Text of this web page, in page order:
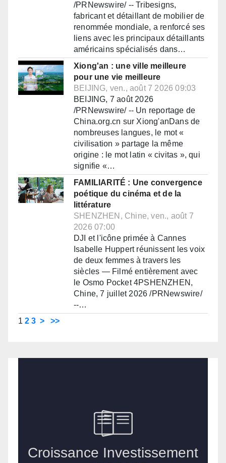
/PRNewswire/ -- Tribesigns,
fabricant et détaillant de mobilier de
renommée mondiale, a renforcé ses
liens avec les principaux détaillants
américains spécialisés dans…
Xiong'an : une ville meilleure
pour une vie meilleure
BEIJING, ven., août 7 2026 09:03
BEIJING, 7 août 2026
/PRNewswire/ -- Un reportage de
China.org.cn sur Xiong'anDans de
nombreuses langues, le mot «
civilisation » partage la même
origine : le mot latin « civitas », qui
signifie «…
FAMILIARITÉ : Une convergence
poétique du cinéma et de la
littérature
SHENZHEN, Chine, ven., août 7
2026 07:00
DJI et l'icône primée à Cannes
Isabelle Huppert réunissent les voix
de deux femmes à travers les
siècles — Filmé entièrement avec
le Osmo Pocket 4PSHENZHEN,
Chine, 7 juillet 2026 /PRNewswire/
--…
1 2 3 > >>